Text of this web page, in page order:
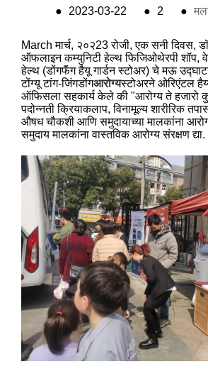
● 2023-03-22 ● 2 ●
March मार्च, २०२23 रोजी, एक सनी दिवस,
ऑफलाइन कम्युनिटी हेल्थ फिजिओथेरपी शॉप,
हेल्थ (डोंगफॅंग हैयू गार्डन स्टोअर) चे मऊ
टोंग्यू टांग-जिंगडोंगआरोग्यस्टोअरने ओरिएंटल हैय्यू
ऑफिसला सहकार्य केले की "आरोग्य ते हजारो
पदोन्नती क्रियाकलाप, विनामूल्य शारीरिक
औषध चौकशी आणि समुदायाच्या मालकांना
समुदाय मालकांना वास्तविक आरोग्य संरक्षण द्या.